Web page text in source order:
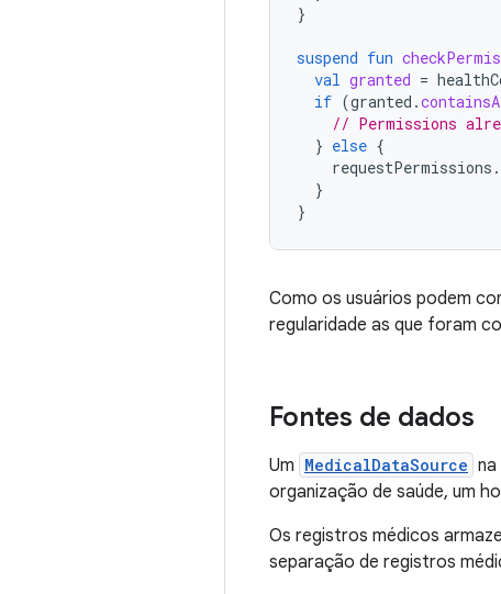
}
suspend fun
val granted =
if (granted .
// Permissions
} else {
requestPermissions .
}
}
Como os usuários podem
regularidade as que foram
Fontes de dados
Um MedicalDataSource
organização de saúde, um
Os registros médicos
separação de registros